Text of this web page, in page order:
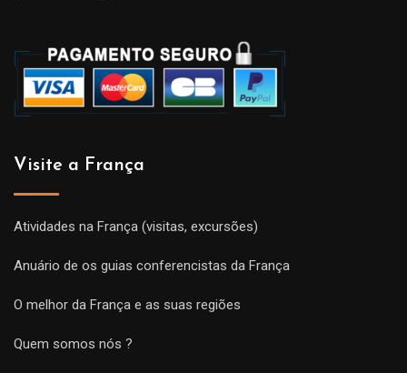
Visite a França
Atividades na França (visitas, excursões)
Anuário de os guias conferencistas da França
O melhor da França e as suas regiões
Quem somos nós ?